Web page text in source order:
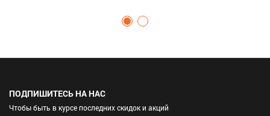
ПОДПИШИТЕСЬ НА НАС
Чтобы быть в курсе последних скидок и акций